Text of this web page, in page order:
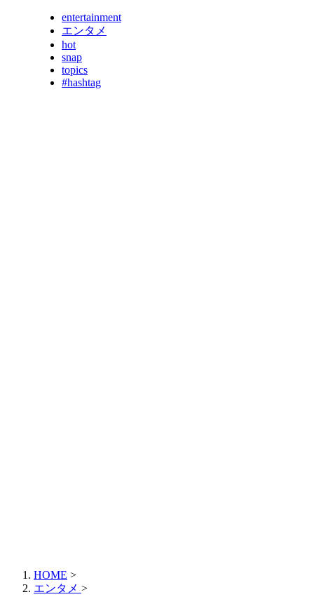
entertainment
エンタメ
hot
snap
topics
#hashtag
HOME >
エンタメ >